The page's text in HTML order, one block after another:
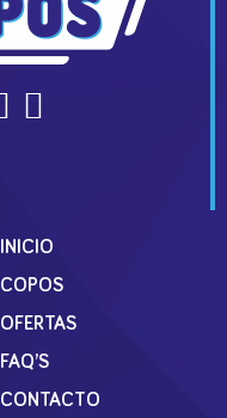
INICIO
COPOS
OFERTAS
FAQ’S
CONTACTO